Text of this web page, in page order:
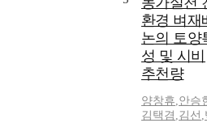
환경 벼재
논의 토양
성 및 시비
추천량
양창휴,안승
김택겸 ,김선 ,